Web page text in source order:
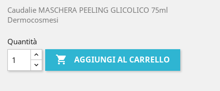
Caudalie MASCHERA PEELING GLICOLICO 75ml
Dermocosmesi
Quantità
 AGGIUNGI AL CARRELLO